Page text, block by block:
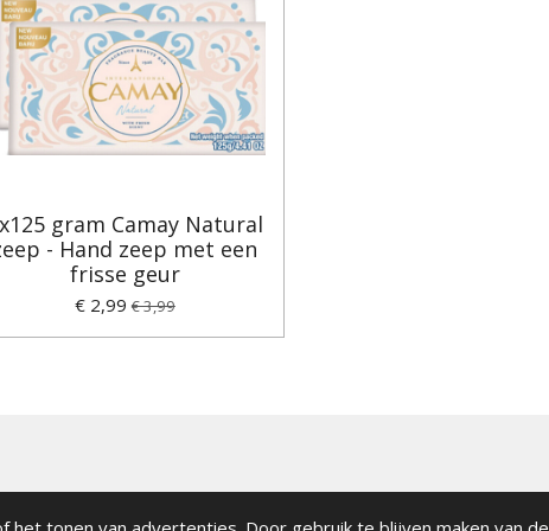
gram Camay Natural
- Hand zeep met een
frisse geur
€ 2,99 € 3,99